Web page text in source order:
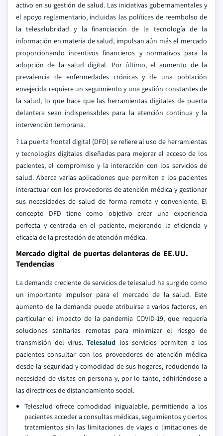
activo en su gestión de salud. Las iniciativas gubernamentales y
el apoyo reglamentario, incluidas las políticas de reembolso de
la telesalubridad y la financiación de la tecnología de la
información en materia de salud, impulsan aún más el mercado
proporcionando incentivos financieros y normativos para la
adopción de la salud digital. Por último, el aumento de la
prevalencia de enfermedades crónicas y de una población
envejecida requiere un seguimiento y una gestión constantes de
la salud, lo que hace que las herramientas digitales de puerta
delantera sean indispensables para la atención continua y la
intervención temprana.
? La puerta frontal digital (DFD) se refiere al uso de herramientas
y tecnologías digitales diseñadas para mejorar el acceso de los
pacientes, el compromiso y la interacción con los servicios de
salud. Abarca varias aplicaciones que permiten a los pacientes
interactuar con los proveedores de atención médica y gestionar
sus necesidades de salud de forma remota y conveniente. El
concepto DFD tiene como objetivo crear una experiencia
perfecta y centrada en el paciente, mejorando la eficiencia y
eficacia de la prestación de atención médica.
Mercado digital de puertas delanteras de EE.UU.
Tendencias
La demanda creciente de servicios de telesalud ha surgido como
un importante impulsor para el mercado de la salud. Este
aumento de la demanda puede atribuirse a varios factores, en
particular el impacto de la pandemia COVID-19, que requería
soluciones sanitarias remotas para minimizar el riesgo de
transmisión del virus.Telesalud los servicios permiten a los
pacientes consultar con los proveedores de atención médica
desde la seguridad y comodidad de sus hogares, reduciendo la
necesidad de visitas en persona y, por lo tanto, adhiriéndose a
las directrices de distanciamiento social.
Telesalud ofrece comodidad inigualable, permitiendo a los
pacientes acceder a consultas médicas, seguimientos y ciertos
tratamientos sin las limitaciones de viajes o limitaciones de